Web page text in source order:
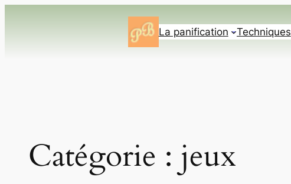
La panification Techniques
Catégorie : jeux